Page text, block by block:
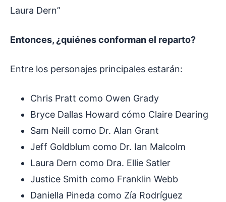
Laura Dern”
Entonces, ¿quiénes conforman el reparto?
Entre los personajes principales estarán:
Chris Pratt como Owen Grady
Bryce Dallas Howard cómo Claire Dearing
Sam Neill como Dr. Alan Grant
Jeff Goldblum como Dr. Ian Malcolm
Laura Dern como Dra. Ellie Satler
Justice Smith como Franklin Webb
Daniella Pineda como Zía Rodríguez